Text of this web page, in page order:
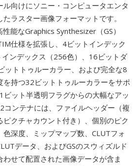
ル向けにソニー・コンピュータエンタ
ラスター画像フォーマットです。
能なGraphics Synthesizer（GS）
仕様を拡張し、4ビットインデック
ンデックス（256色）、16ビットダ
ットトゥルーカラー、および完全な8
を持つ32ビットトゥルーカラーをサポ
ット半透明フラグからの大幅なアッ
コンテナには、ファイルヘッダー（複
クチャカウント付き）、個別のピク
深度、ミップマップ数、CLUTフォ
データ、およびGSのスウィズルド
わせて配置された画像データが含ま